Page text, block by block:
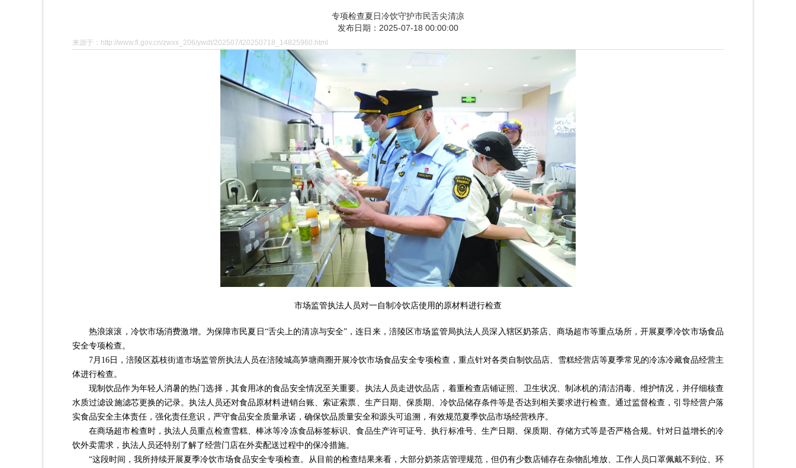
专项检查夏日冷饮守护市民舌尖清凉
发布日期：2025-07-18 00:00:00
来源于：http://www.fl.gov.cn/zwxx_206/ywdt/202507/t20250718_14825960.html
市场监管执法人员对一自制冷饮店使用的原材料进行检查
热浪滚滚，冷饮市场消费激增。为保障市民夏日“舌尖上的清凉与安全”，连日来，涪陵区市场监管局执法人员深入辖区奶茶店、商场超市等重点场所，开展夏季冷饮市场食品
安全专项检查。
7月16日，涪陵区荔枝街道市场监管所执法人员在涪陵城高笋塘商圈开展冷饮市场食品安全专项检查，重点针对各类自制饮品店、雪糕经营店等夏季常见的冷冻冷藏食品经营主
体进行检查。
现制饮品作为年轻人消暑的热门选择，其食用冰的食品安全情况至关重要。执法人员走进饮品店，着重检查店铺证照、卫生状况、制冰机的清洁消毒、维护情况，并仔细核查
水质过滤设施滤芯更换的记录。执法人员还对食品原材料进销台账、索证索票、生产日期、保质期、冷饮品储存条件等是否达到相关要求进行检查。通过监督检查，引导经营户落
实食品安全主体责任，强化责任意识，严守食品安全质量承诺，确保饮品质量安全和源头可追溯，有效规范夏季饮品市场经营秩序。
在商场超市检查时，执法人员重点检查雪糕、棒冰等冷冻食品标签标识、食品生产许可证号、执行标准号、生产日期、保质期、存储方式等是否严格合规。针对日益增长的冷
饮外卖需求，执法人员还特别了解了经营门店在外卖配送过程中的保冷措施。
“这段时间，我所持续开展夏季冷饮市场食品安全专项检查。从目前的检查结果来看，大部分奶茶店管理规范，但仍有少数店铺存在杂物乱堆放、工作人员口罩佩戴不到位、环